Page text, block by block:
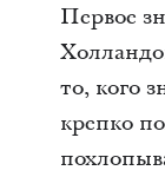
Первое
то, кого
крепко